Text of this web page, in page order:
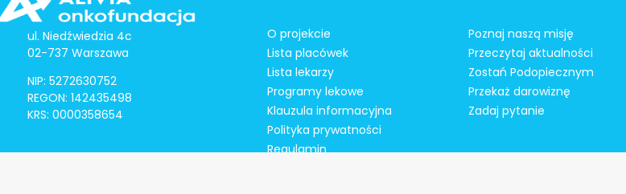
ul. Niedźwiedzia 4c
02-737 Warszawa
NIP: 5272630752
REGON: 142435498
KRS: 0000358654
O projekcie
Lista placówek
Lista lekarzy
Programy lekowe
Klauzula informacyjna
Polityka prywatności
Regulamin
Poznaj naszą misję
Przeczytaj aktualności
Zostań Podopiecznym
Przekaż darowiznę
Zadaj pytanie